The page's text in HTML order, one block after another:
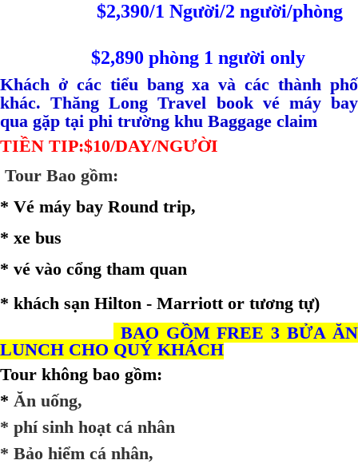
$2,390/1 Người/2 người/phòng
$2,890 phòng 1 người only
Khách ở các tiểu bang xa và các thành phố
khác. Thăng Long Travel book vé máy bay
qua gặp tại phi trường khu Baggage claim
TIỀN TIP:$10/DAY/NGƯỜI
Tour Bao gồm:
* Vé máy bay Round trip,
* xe bus
* vé vào cổng tham quan
* khách sạn Hilton - Marriott or tương tự)
BAO GỒM FREE 3 BỬA ĂN
LUNCH CHO QUÝ KHÁCH
Tour không bao gồm:
* Ăn uống,
* phí sinh hoạt cá nhân
* Bảo hiểm cá nhân,